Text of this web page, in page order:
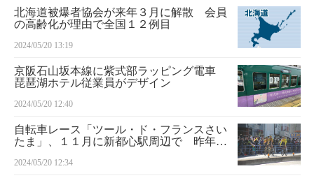
北海道被爆者協会が来年３月に解散 会員
の高齢化が理由で全国１２例目
2024/05/20 13:19
京阪石山坂本線に紫式部ラッピング電車
琵琶湖ホテル従業員がデザイン
2024/05/20 12:40
自転車レース「ツール・ド・フランスさい
たま」、１１月に新都心駅周辺で 昨年１
2024/05/20 12:34